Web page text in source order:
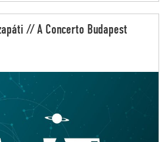
// A Concerto Budapest